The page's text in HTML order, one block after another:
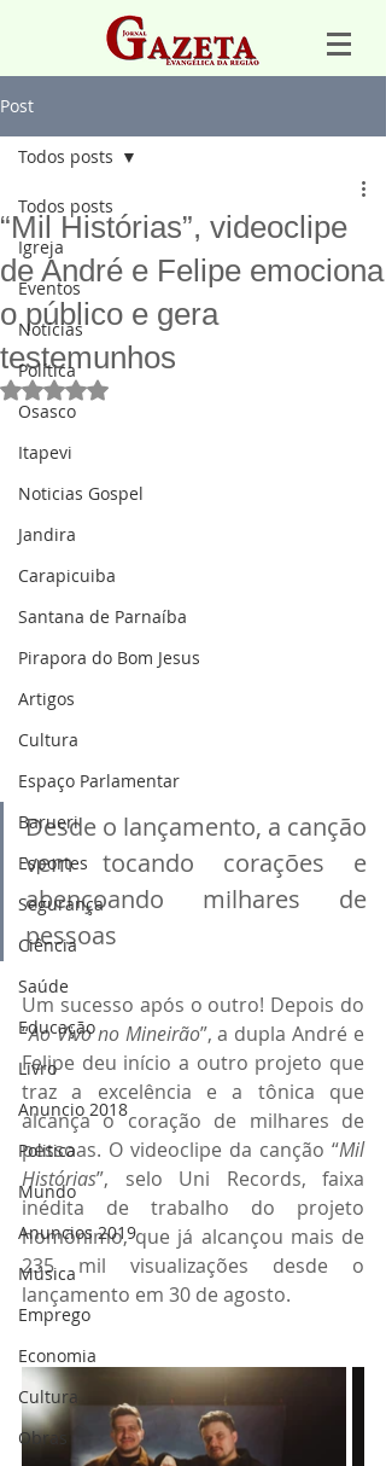
Post
Todos posts
Igreja
Eventos
Notícias
Política
Osasco
Itapevi
Noticias Gospel
Jandira
Carapicuiba
Santana de Parnaíba
Pirapora do Bom Jesus
Artigos
Cultura
Espaço Parlamentar
Barueri
Esportes
Segurança
Ciência
Saúde
Educação
Livro
Anuncio 2018
Politica
Mundo
Anuncios 2019
Música
Emprego
Economia
Cultura
Obras
Todos posts
“Mil Histórias”, videoclipe
de André e Felipe emociona
o público e gera
testemunhos
Avaliado com NaN de 5 estrelas.
Desde o lançamento, a canção
vem tocando corações e
abençoando milhares de
pessoas
Um sucesso após o outro! Depois do
“Ao Vivo no Mineirão”, a dupla André e
Felipe deu início a outro projeto que
traz a excelência e a tônica que
alcança o coração de milhares de
pessoas. O videoclipe da canção “Mil
Histórias”, selo Uni Records, faixa
inédita de trabalho do projeto
homônimo, que já alcançou mais de
235 mil visualizações desde o
lançamento em 30 de agosto.